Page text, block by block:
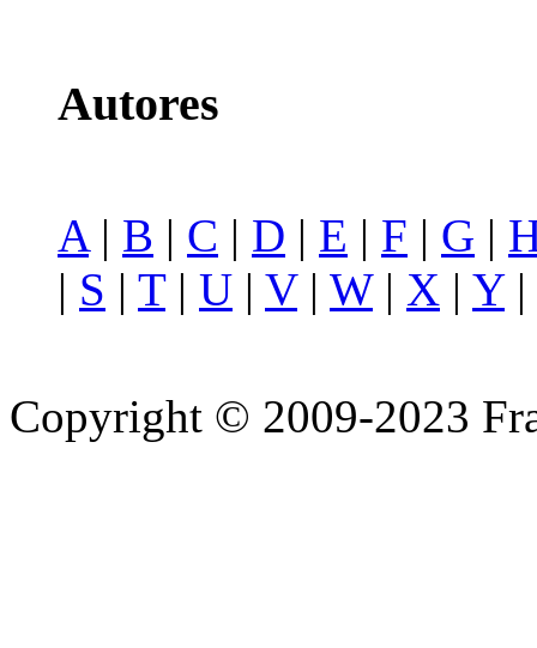
Autores
A | B | C | D | E | F | G |
| S | T| U | V| W| X | Y|
Copyright © 2009-2023